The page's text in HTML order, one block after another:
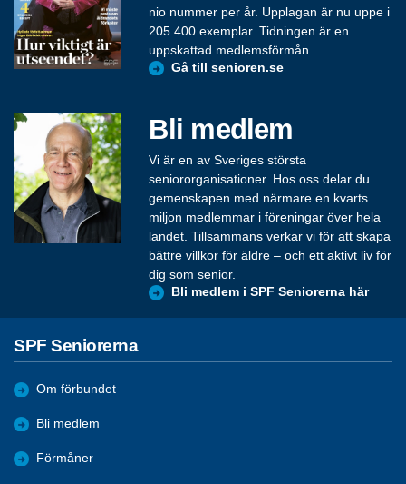
nio nummer per år. Upplagan är nu uppe i
205 400 exemplar. Tidningen är en
uppskattad medlemsförmån.
Gå till senioren.se
Bli medlem
Vi är en av Sveriges största
seniororganisationer. Hos oss delar du
gemenskapen med närmare en kvarts
miljon medlemmar i föreningar över hela
landet. Tillsammans verkar vi för att skapa
bättre villkor för äldre – och ett aktivt liv för
dig som senior.
Bli medlem i SPF Seniorerna här
SPF Seniorerna
Om förbundet
Bli medlem
Förmåner